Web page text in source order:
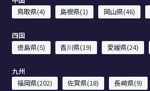
鳥取県(4)
島根県(1) 岡山県(46)
四国
徳島県(5)
香川県(19) 愛媛県(24)
九州
福岡県(202)
佐賀県(18) 長崎県(9)